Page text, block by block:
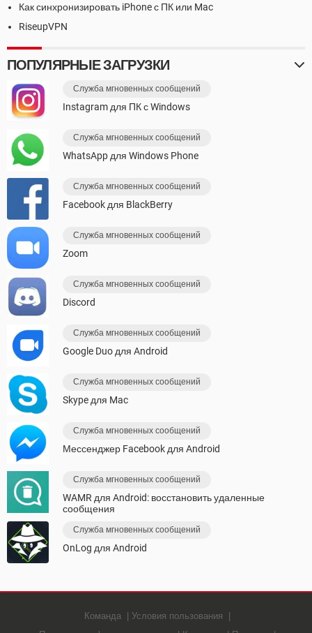
Как синхронизировать iPhone с ПК или Mac
RiseupVPN
ПОПУЛЯРНЫЕ ЗАГРУЗКИ
Служба мгновенных сообщений
Instagram для ПК с Windows
Служба мгновенных сообщений
WhatsApp для Windows Phone
Служба мгновенных сообщений
Facebook для BlackBerry
Служба мгновенных сообщений
Zoom
Служба мгновенных сообщений
Discord
Служба мгновенных сообщений
Google Duo для Android
Служба мгновенных сообщений
Skype для Mac
Служба мгновенных сообщений
Мессенджер Facebook для Android
Служба мгновенных сообщений
WAMR для Android: восстановить удаленные
сообщения
Служба мгновенных сообщений
OnLog для Android
Команда
Условия пользования